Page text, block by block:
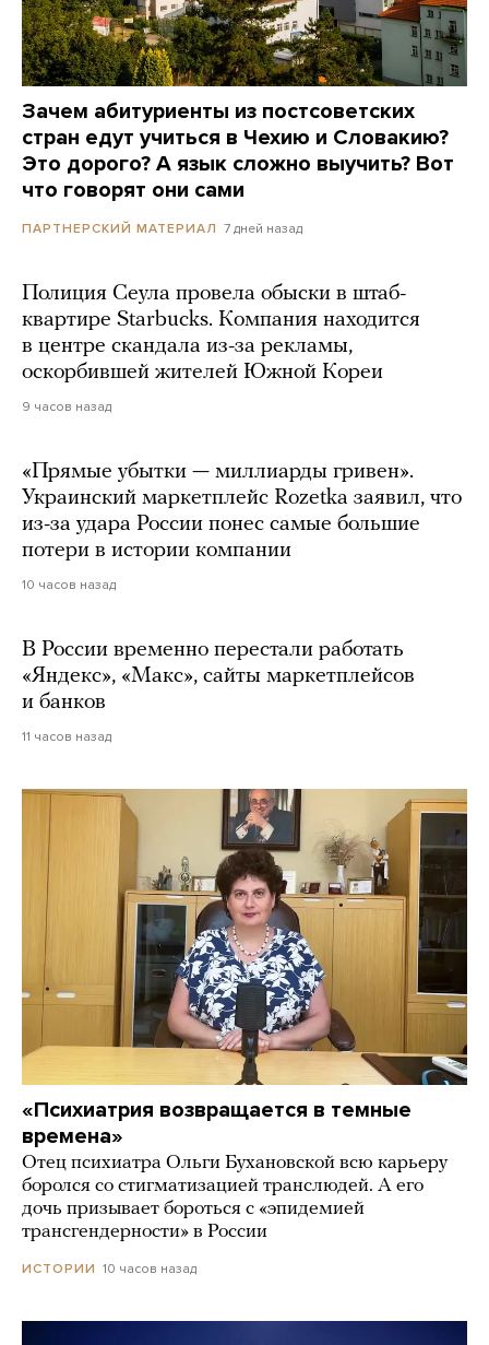
Зачем абитуриенты из постсоветских
стран едут учиться в Чехию и Словакию?
Это дорого? А язык сложно выучить? Вот
что говорят они сами
ПАРТНЕРСКИЙ МАТЕРИАЛ 7 дней назад
Полиция Сеула провела обыски в штаб-
квартире Starbucks. Компания находится
в центре скандала из-за рекламы,
оскорбившей жителей Южной Кореи
9 часов назад
«Прямые убытки — миллиарды гривен».
Украинский маркетплейс Rozetka заявил, что
из-за удара России понес самые большие
потери в истории компании
10 часов назад
В России временно перестали работать
«Яндекс», «Макс», сайты маркетплейсов
и банков
11 часов назад
«Психиатрия возвращается в темные
времена»
Отец психиатра Ольги Бухановской всю карьеру
боролся со стигматизацией транслюдей. А его
дочь призывает бороться с «эпидемией
трансгендерности» в России
ИСТОРИИ 10 часов назад